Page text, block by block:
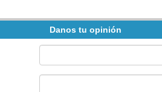
Danos tu opinión